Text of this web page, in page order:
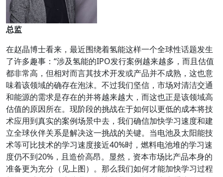
总监
在赵晶博士看来，最近围绕着氢能这样一个全球性话题发生
了许多趣事：“涉及氢能的IPO发行案例越来越多，而且估值
都非常高，但相对而言其技术开发或产品并不成熟，这也意
味着该领域的确存在泡沫。不过我们坚信，市场对清洁交通
和能源的需求是存在的并将越来越大，而这也正是该领域高
估值的原因所在。现阶段的挑战在于如何以更低的成本将技
术应用到真实的案例场景中去，我们确信加快学习速度和建
立全球伙伴关系是解决这一挑战的关键。当电池及太阳能技
术等可比技术的学习速度接近40%时，燃料电池堆的学习速
度仍不到20%，且造价高昂。显然，资本市场比产品本身的
准备更为充分（见上图）。那么我们如何才能加快学习过程